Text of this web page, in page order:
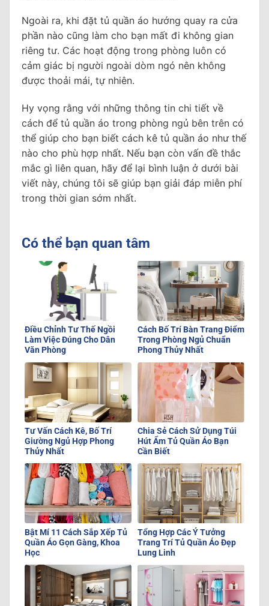
Ngoài ra, khi đặt tủ quần áo hướng quay ra cửa
phần nào cũng làm cho bạn mất đi không gian
riêng tư. Các hoạt động trong phòng luôn có
cảm giác bị người ngoài dòm ngó nên không
được thoải mái, tự nhiên.
Hy vọng rằng với những thông tin chi tiết về
cách để tủ quần áo trong phòng ngủ bên trên có
thể giúp cho bạn biết cách kê tủ quần áo như thế
nào cho phù hợp nhất. Nếu bạn còn vấn đề thắc
mắc gì liên quan, hãy để lại bình luận ở dưới bài
viết này, chúng tôi sẽ giúp bạn giải đáp miễn phí
trong thời gian sớm nhất.
Có thể bạn quan tâm
Điều Chỉnh Tư Thế Ngồi
Làm Việc Đúng Cho Dân
Văn Phòng
Cách Bố Trí Bàn Trang Điểm
Trong Phòng Ngủ Chuẩn
Phong Thủy Nhất
Tư Vấn Cách Kê, Bố Trí
Giường Ngủ Hợp Phong
Thủy Nhất
Chia Sẻ Cách Sử Dụng Túi
Hút Ẩm Tủ Quần Áo Bạn
Cần Biết
Bật Mí 11 Cách Sắp Xếp Tủ
Quần Áo Gọn Gàng, Khoa
Học
Tổng Hợp Các Ý Tưởng
Trang Trí Tủ Quần Áo Đẹp
Lung Linh